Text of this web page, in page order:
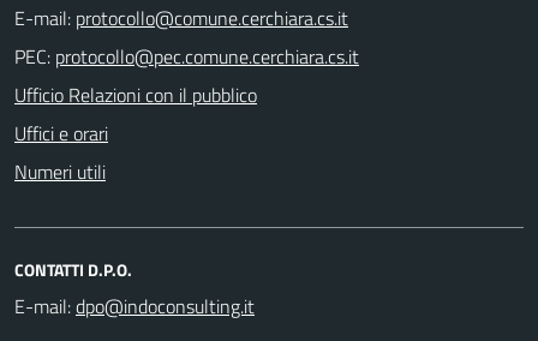
E-mail:
PEC:
Ufficio Relazioni con il pubblico
Uffici e orari
Numeri utili
CONTATTI D.P.O.
E-mail: